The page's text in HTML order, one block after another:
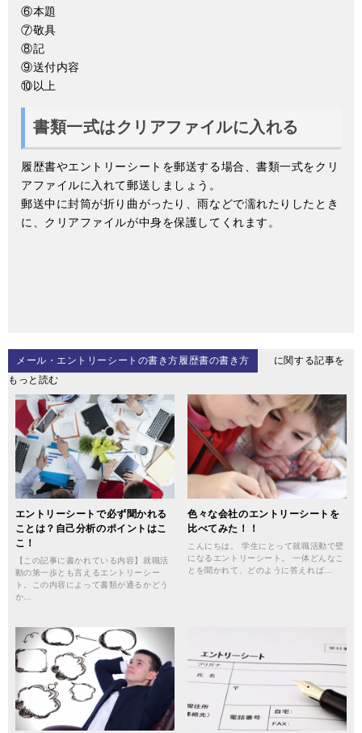
⑥本題
⑦敬具
⑧記
⑨送付内容
⑩以上
書類一式はクリアファイルに入れる
履歴書やエントリーシートを郵送する場合、書類一式をクリ
アファイルに入れて郵送しましょう。
郵送中に封筒が折り曲がったり、雨などで濡れたりしたとき
に、クリアファイルが中身を保護してくれます。
メール・エントリーシートの書き方履歴書の書き方
に関する記事を
もっと読む
エントリーシートで必ず聞かれる
ことは？自己分析のポイントはこ
こ！
【この記事に書かれている内容】就職活
動の第一歩とも言えるエントリーシー
ト。この内容によって書類が通るかどう
か…
色々な会社のエントリーシートを
比べてみた！！
こんにちは。 学生にとって就職活動で壁
になるエントリーシート。 一体どんなこ
とを聞かれて、どのように答えれば…